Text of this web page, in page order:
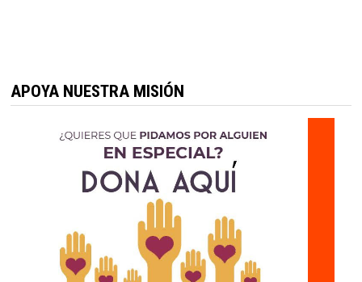
APOYA NUESTRA MISIÓN